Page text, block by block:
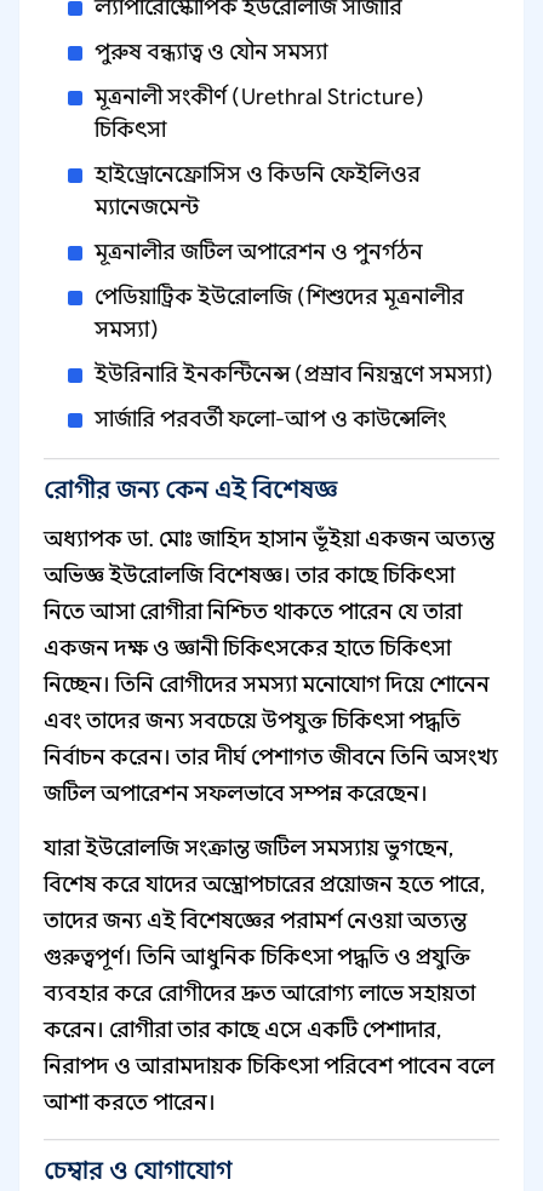
ল্যাপারোস্কোপিক ইউরোলজি সার্জারি
পুরুষ বন্ধ্যাত্ব ও যৌন সমস্যা
মূত্রনালী সংকীর্ণ (Urethral Stricture)
চিকিৎসা
হাইড্রোনেফ্রোসিস ও কিডনি ফেইলিওর
ম্যানেজমেন্ট
মূত্রনালীর জটিল অপারেশন ও পুনর্গঠন
পেডিয়াট্রিক ইউরোলজি (শিশুদের মূত্রনালীর
সমস্যা)
ইউরিনারি ইনকন্টিনেন্স (প্রস্রাব নিয়ন্ত্রণে সমস্যা)
সার্জারি পরবর্তী ফলো-আপ ও কাউন্সেলিং
রোগীর জন্য কেন এই বিশেষজ্ঞ
অধ্যাপক ডা. মোঃ জাহিদ হাসান ভূঁইয়া একজন অত্যন্ত
অভিজ্ঞ ইউরোলজি বিশেষজ্ঞ। তার কাছে চিকিৎসা
নিতে আসা রোগীরা নিশ্চিত থাকতে পারেন যে তারা
একজন দক্ষ ও জ্ঞানী চিকিৎসকের হাতে চিকিৎসা
নিচ্ছেন। তিনি রোগীদের সমস্যা মনোযোগ দিয়ে শোনেন
এবং তাদের জন্য সবচেয়ে উপযুক্ত চিকিৎসা পদ্ধতি
নির্বাচন করেন। তার দীর্ঘ পেশাগত জীবনে তিনি অসংখ্য
জটিল অপারেশন সফলভাবে সম্পন্ন করেছেন।
যারা ইউরোলজি সংক্রান্ত জটিল সমস্যায় ভুগছেন,
বিশেষ করে যাদের অস্ত্রোপচারের প্রয়োজন হতে পারে,
তাদের জন্য এই বিশেষজ্ঞের পরামর্শ নেওয়া অত্যন্ত
গুরুত্বপূর্ণ। তিনি আধুনিক চিকিৎসা পদ্ধতি ও প্রযুক্তি
ব্যবহার করে রোগীদের দ্রুত আরোগ্য লাভে সহায়তা
করেন। রোগীরা তার কাছে এসে একটি পেশাদার,
নিরাপদ ও আরামদায়ক চিকিৎসা পরিবেশ পাবেন বলে
আশা করতে পারেন।
চেম্বার ও যোগাযোগ